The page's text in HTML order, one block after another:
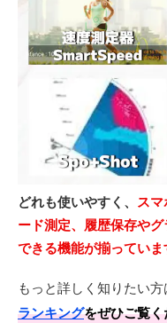
どれも使いやすく、 ス
ード測定、履歴保存や
できる機能が揃っていま
もっと詳しく知りたい方
ランキングをぜひご覧